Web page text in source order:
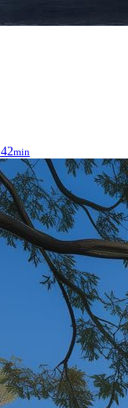
42min